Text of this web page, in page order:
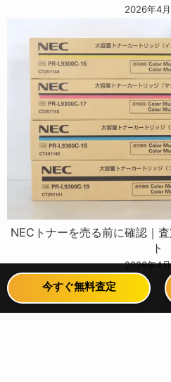
2026年4
NECトナーを売る前に確認｜
ト
2026年4
今すぐ無料査定
今すぐ無料査定